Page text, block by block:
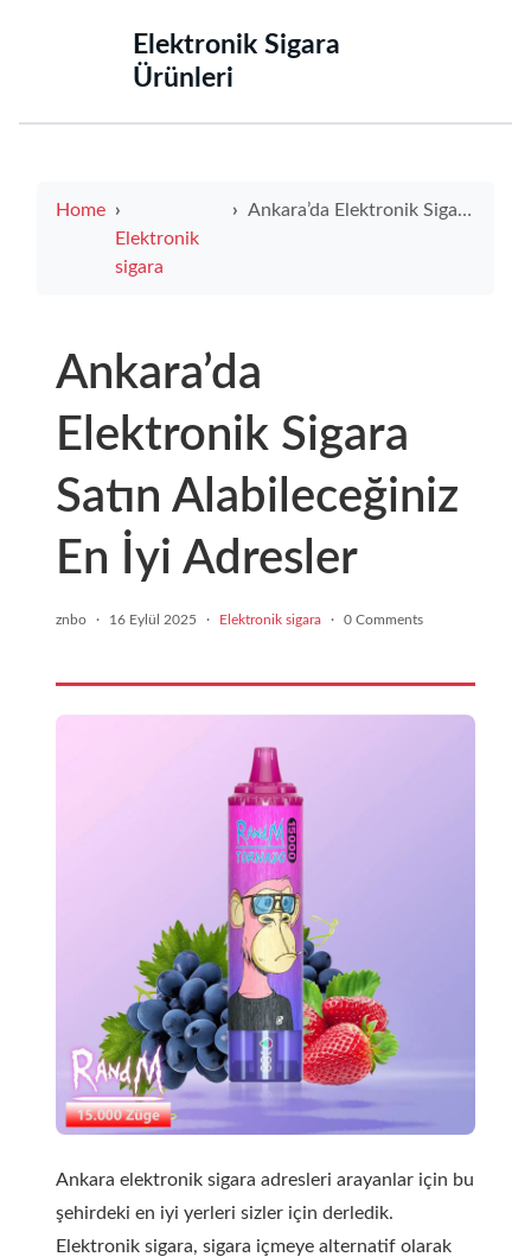
‌Elektronik Sigara
Ürünleri‌
Home
Elektronik
sigara
Ankara’da Elektronik Sigara Satın Alabileceğiniz En İyi Adresler
Ankara’da
Elektronik Sigara
Satın Alabileceğiniz
En İyi Adresler
znbo · 16 Eylül 2025 · Elektronik sigara · 0 Comments
Ankara elektronik sigara adresleri arayanlar için bu
şehirdeki en iyi yerleri sizler için derledik.
Elektronik sigara, sigara içmeye alternatif olarak